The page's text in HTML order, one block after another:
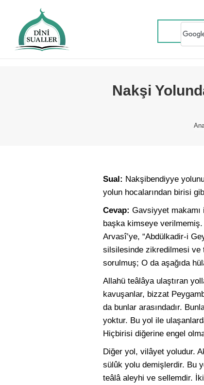
Nakşi
Sual: Nakşibendiyye
yolun hocalarından birisi
Cevap: Gavsiyyet makamı
başka kimseye
Arvasî’ye, “Abdülkadir-i
silsilesinde zikredilmesi ve
sorulmuş; O da aşağıda
Allahü teâlâya ulaştıran
kavuşanlar, bizzat
da bunlar arasındadır.
yoktur. Bu yol ile
Hiçbirisi diğerine engel
Diğer yol, vilâyet yoludur.
sülûk yolu demişlerdir. Bu
teâlâ aleyhi ve sellemdir.